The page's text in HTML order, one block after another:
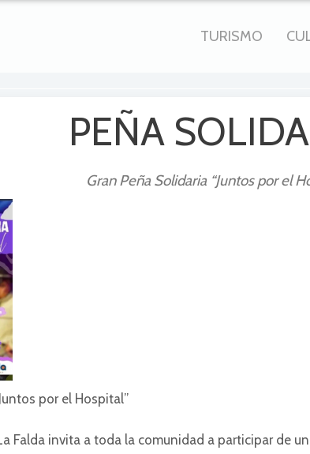
TURISMO
PEÑA
Gran Peña Solidaria “Juntos por el
por el Hospital”
Falda invita a toda la comunidad a participar de